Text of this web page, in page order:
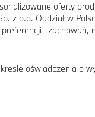
oferty
z o.o. Oddział w
i zachowań,
oświadczenia o